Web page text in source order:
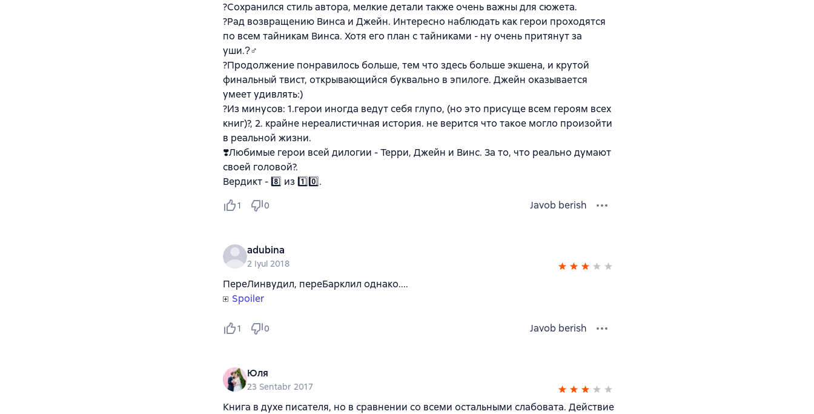
?Сохранился стиль автора, мелкие детали также очень важны для сюжета.
?Рад возвращению Винса и Джейн. Интересно наблюдать как герои проходятся
по всем тайникам Винса. Хотя его план с тайниками - ну очень притянут за
уши.?‍♂‍
?Продолжение понравилось больше, тем что здесь больше экшена, и крутой
финальный твист, открывающийся буквально в эпилоге. Джейн оказывается
умеет удивлять:)
?Из минусов: 1.герои иногда ведут себя глупо, (но это присуще всем героям всех
книг)?, 2. крайне нереалистичная история. не верится что такое могло произойти
в реальной жизни.
❣️Любимые герои всей дилогии - Терри, Джейн и Винс. За то, что реально думают
своей головой?.
Вердикт - 8️⃣ из 1️⃣0️⃣.
1 0 Javob berish
adubina
2 Iyul 2018
ПереЛинвудил, переБарклил однако....
Spoiler
1 0 Javob berish
Юля
23 Sentabr 2017
Книга в духе писателя, но в сравнении со всеми остальными слабовата. Действие